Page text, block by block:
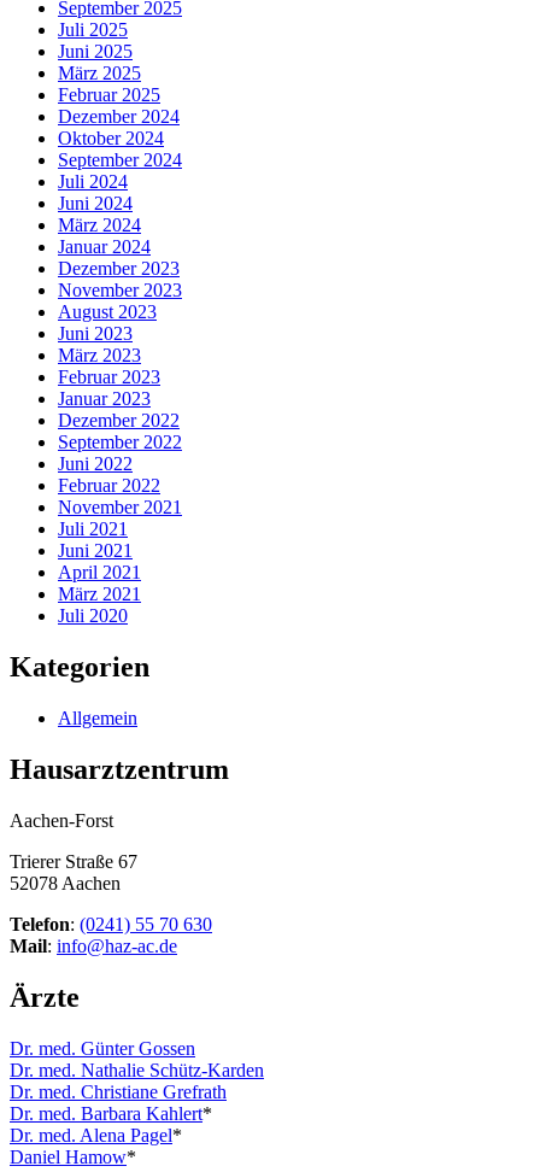
September 2025
Juli 2025
Juni 2025
März 2025
Februar 2025
Dezember 2024
Oktober 2024
September 2024
Juli 2024
Juni 2024
März 2024
Januar 2024
Dezember 2023
November 2023
August 2023
Juni 2023
März 2023
Februar 2023
Januar 2023
Dezember 2022
September 2022
Juni 2022
Februar 2022
November 2021
Juli 2021
Juni 2021
April 2021
März 2021
Juli 2020
Kategorien
Allgemein
Hausarztzentrum
Aachen-Forst
Trierer Straße 67
52078 Aachen
Telefon: (0241) 55 70 630
Mail: info@haz-ac.de
Ärzte
Dr. med. Günter Gossen
Dr. med. Nathalie Schütz-Karden
Dr. med. Christiane Grefrath
Dr. med. Barbara Kahlert*
Dr. med. Alena Pagel*
Daniel Hamow*